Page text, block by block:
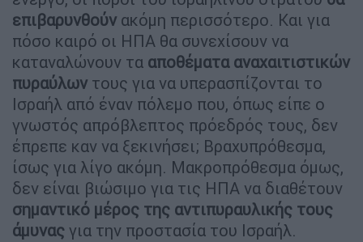
επιβαρυνθούν ακόμη περισσότερο. Και για
πόσο καιρό οι ΗΠΑ θα συνεχίσουν να
καταναλώνουν τα αποθέματα αναχαιτιστικών
πυραύλων τους για να υπερασπίζονται το
Ισραήλ από έναν πόλεμο που, όπως είπε ο
γνωστός απρόβλεπτος πρόεδρός τους, δεν
έπρεπε καν να ξεκινήσει; Βραχυπρόθεσμα,
ίσως για λίγο ακόμη. Μακροπρόθεσμα όμως,
δεν είναι βιώσιμο για τις ΗΠΑ να διαθέτουν
σημαντικό μέρος της αντιπυραυλικής τους
άμυνας για την προστασία του Ισραήλ.